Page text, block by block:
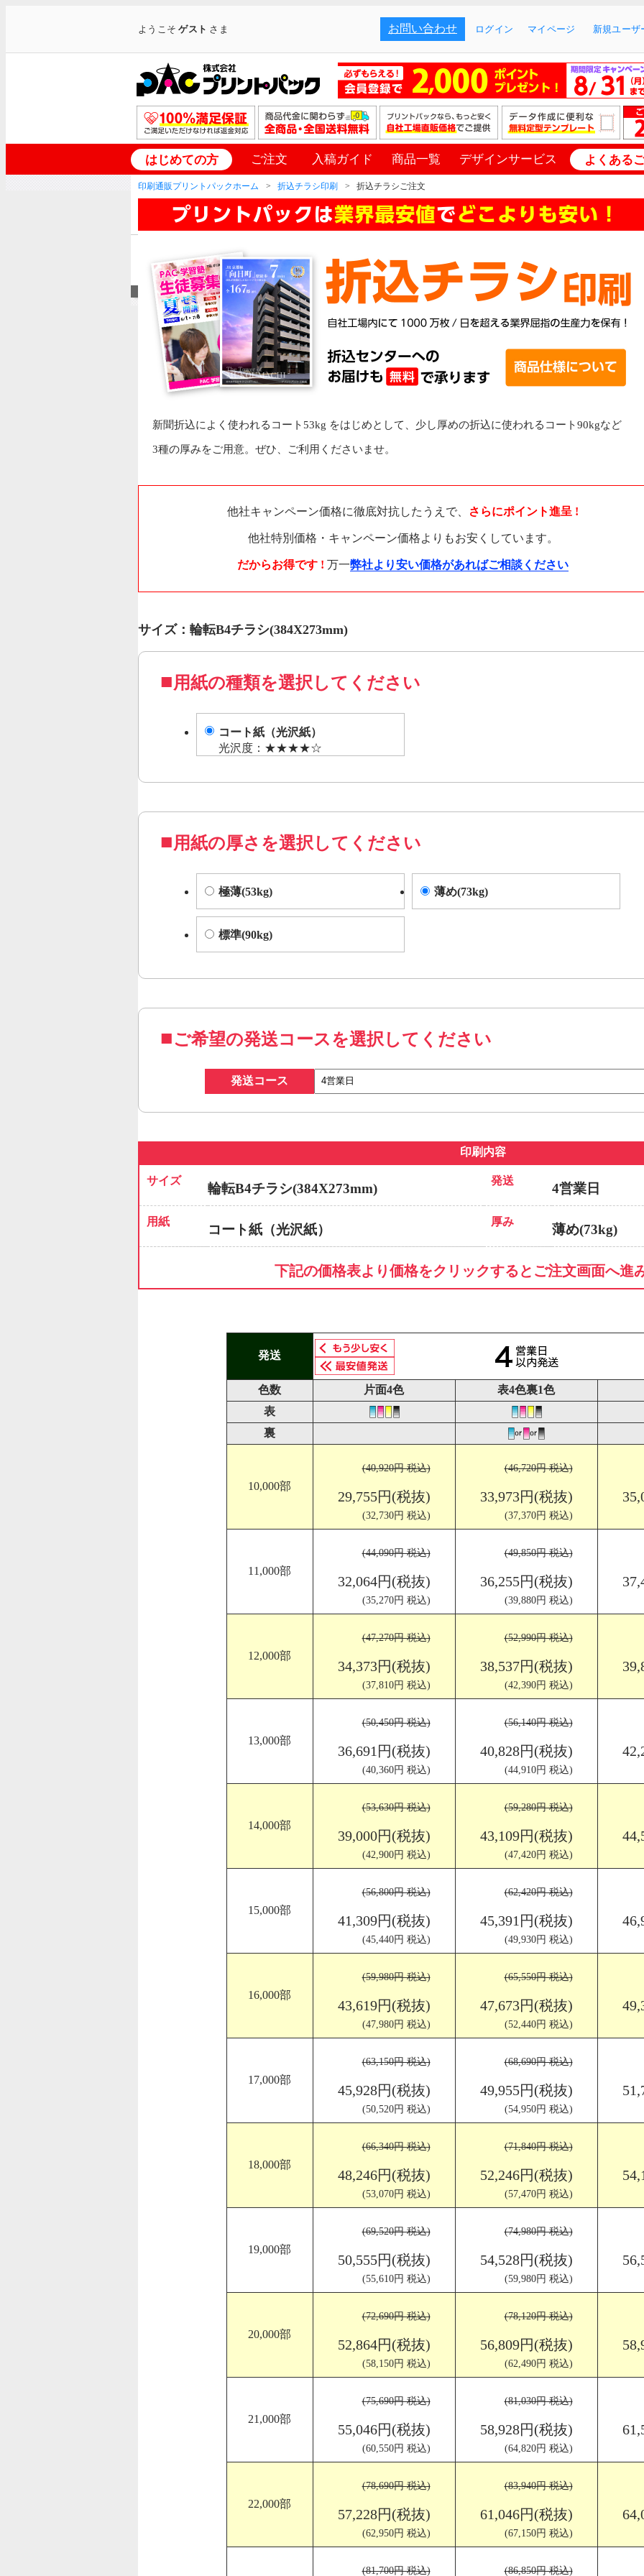
ようこそゲスト さま お問い合わせ ログイン マイページ 新規ユーザ
はじめての方 ご注文 入稿ガイド 商品一覧 デザインサービス よくある
印刷通販プリントパックホーム 折込チラシ印刷 折込チラシご注文
新聞折込によく使われるコート53kg をはじめとして、少し厚めの折込に使われるコート90kgなど
3種の厚みをご用意。ぜひ、ご利用くださいませ。
他社キャンペーン価格に徹底対抗したうえで、 さらにポイント進呈 !
他社特別価格・キャンペーン価格よりもお安くしています。
だからお得です ! 万一弊社より安い価格があればご相談ください
サイズ：輪転B4チラシ(384X273mm)
用紙の種類を選択してください
コート紙（光沢紙）
光沢度：★★★★☆
用紙の厚さを選択してください
極薄(53kg) 薄め(73kg)
標準(90kg)
ご希望の発送コースを選択してください
発送コース
印刷内容
サイズ
輪転B4チラシ(384X273mm)
発送
4営業日
用紙
コート紙（光沢紙）
厚み
薄め(73kg)
下記の価格表より価格をクリックするとご注文画面へ進
発送
色数 片面4色
表4色裏1色
表
裏
10,000部
(40,920円 税込)
29,755円(税抜)
(32,730円 税込)
(46,720円 税込)
33,973円(税抜)
(37,370円 税込)
11,000部
(44,090円 税込)
32,064円(税抜)
(35,270円 税込)
(49,850円 税込)
36,255円(税抜)
(39,880円 税込)
12,000部
(47,270円 税込)
34,373円(税抜)
(37,810円 税込)
(52,990円 税込)
38,537円(税抜)
(42,390円 税込)
13,000部
(50,450円 税込)
36,691円(税抜)
(40,360円 税込)
(56,140円 税込)
40,828円(税抜)
(44,910円 税込)
14,000部
(53,630円 税込)
39,000円(税抜)
(42,900円 税込)
(59,280円 税込)
43,109円(税抜)
(47,420円 税込)
15,000部
(56,800円 税込)
41,309円(税抜)
(45,440円 税込)
(62,420円 税込)
45,391円(税抜)
(49,930円 税込)
16,000部
(59,980円 税込)
43,619円(税抜)
(47,980円 税込)
(65,550円 税込)
47,673円(税抜)
(52,440円 税込)
17,000部
(63,150円 税込)
45,928円(税抜)
(50,520円 税込)
(68,690円 税込)
49,955円(税抜)
(54,950円 税込)
18,000部
(66,340円 税込)
48,246円(税抜)
(53,070円 税込)
(71,840円 税込)
52,246円(税抜)
(57,470円 税込)
19,000部
(69,520円 税込)
50,555円(税抜)
(55,610円 税込)
(74,980円 税込)
54,528円(税抜)
(59,980円 税込)
20,000部
(72,690円 税込)
52,864円(税抜)
(58,150円 税込)
(78,120円 税込)
56,809円(税抜)
(62,490円 税込)
21,000部
(75,690円 税込)
55,046円(税抜)
(60,550円 税込)
(81,030円 税込)
58,928円(税抜)
(64,820円 税込)
22,000部
(78,690円 税込)
57,228円(税抜)
(62,950円 税込)
(83,940円 税込)
61,046円(税抜)
(67,150円 税込)
(81,700円 税込) (86,850円 税込)